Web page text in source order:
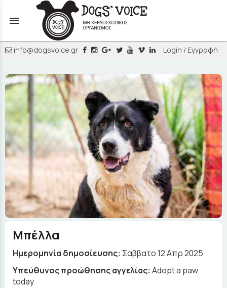
menu
info@dogsvoice.gr Login / Εγγραφή
Μπέλλα
Ημερομηνία δημοσίευσης: Σάββατο 12 Απρ 2025
Yπεύθυνος προώθησης αγγελίας: Adopt a paw
today